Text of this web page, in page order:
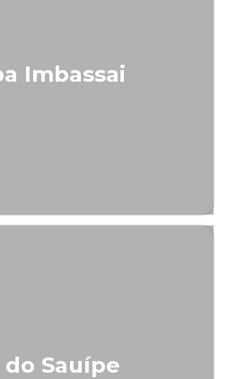
Imbassai
do Sauípe